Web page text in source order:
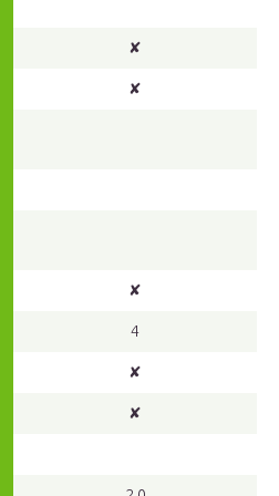
✘
✘
✘
4
✘
✘